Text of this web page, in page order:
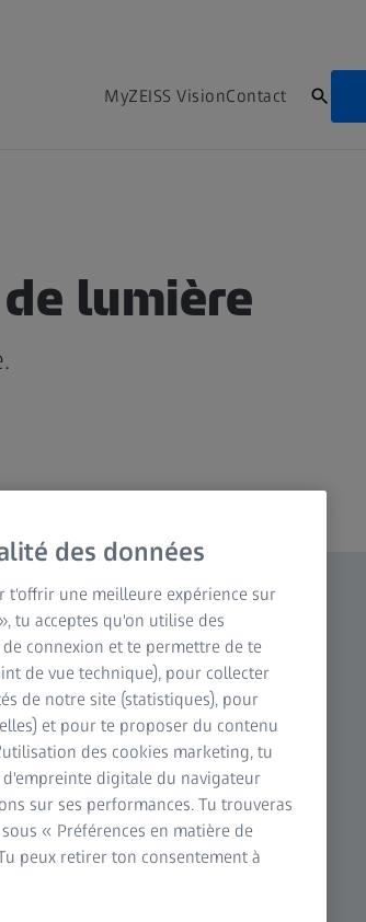
MyZEISS VisionContact
lumière
des données
t'offrir une meilleure expérience sur
tu acceptes qu'on utilise des
connexion et te permettre de te
de vue technique), pour collecter
de notre site (statistiques), pour
et pour te proposer du contenu
des cookies marketing, tu
digitale du navigateur
sur ses performances. Tu trouveras
« Préférences en matière de
peux retirer ton consentement à